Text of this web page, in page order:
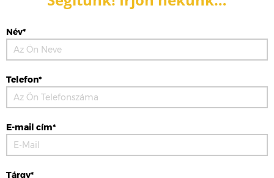
Név*
Telefon*
E-mail cím*
Tárgy*